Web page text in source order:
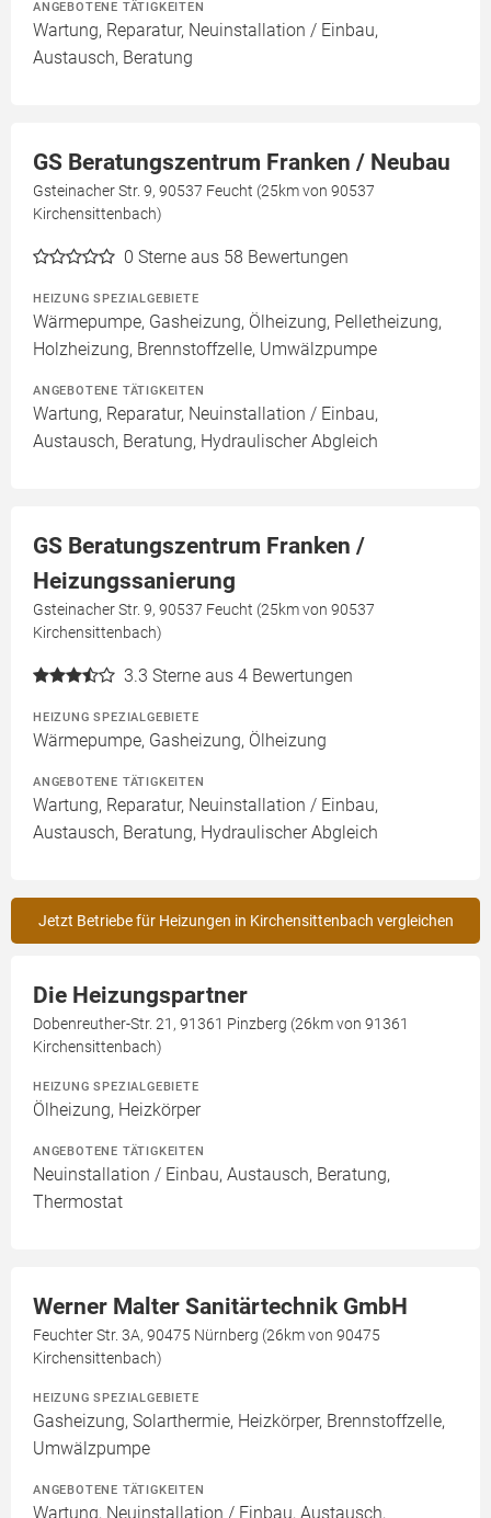
ANGEBOTENE TÄTIGKEITEN
Wartung, Reparatur, Neuinstallation / Einbau,
Austausch, Beratung
GS Beratungszentrum Franken / Neubau
Gsteinacher Str. 9, 90537 Feucht (25km von 90537
Kirchensittenbach)
0 Sterne aus 58 Bewertungen
HEIZUNG SPEZIALGEBIETE
Wärmepumpe, Gasheizung, Ölheizung, Pelletheizung,
Holzheizung, Brennstoffzelle, Umwälzpumpe
ANGEBOTENE TÄTIGKEITEN
Wartung, Reparatur, Neuinstallation / Einbau,
Austausch, Beratung, Hydraulischer Abgleich
GS Beratungszentrum Franken /
Heizungssanierung
Gsteinacher Str. 9, 90537 Feucht (25km von 90537
Kirchensittenbach)
3.3 Sterne aus 4 Bewertungen
HEIZUNG SPEZIALGEBIETE
Wärmepumpe, Gasheizung, Ölheizung
ANGEBOTENE TÄTIGKEITEN
Wartung, Reparatur, Neuinstallation / Einbau,
Austausch, Beratung, Hydraulischer Abgleich
Jetzt Betriebe für Heizungen in Kirchensittenbach vergleichen
Die Heizungspartner
Dobenreuther-Str. 21, 91361 Pinzberg (26km von 91361
Kirchensittenbach)
HEIZUNG SPEZIALGEBIETE
Ölheizung, Heizkörper
ANGEBOTENE TÄTIGKEITEN
Neuinstallation / Einbau, Austausch, Beratung,
Thermostat
Werner Malter Sanitärtechnik GmbH
Feuchter Str. 3A, 90475 Nürnberg (26km von 90475
Kirchensittenbach)
HEIZUNG SPEZIALGEBIETE
Gasheizung, Solarthermie, Heizkörper, Brennstoffzelle,
Umwälzpumpe
ANGEBOTENE TÄTIGKEITEN
Wartung, Neuinstallation / Einbau, Austausch,